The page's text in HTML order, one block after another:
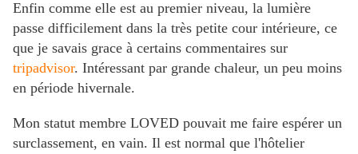
Enfin comme elle est au premier niveau, la lumière
passe difficilement dans la très petite cour intérieure, ce
que je savais grace à certains commentaires sur
tripadvisor. Intéressant par grande chaleur, un peu moins
en période hivernale.
Mon statut membre LOVED pouvait me faire espérer un
surclassement, en vain. Il est normal que l'hôtelier